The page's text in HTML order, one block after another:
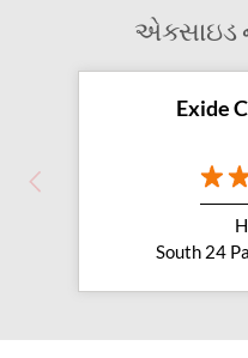
inverter battery shop
exide dealer near me
exide battery showroom
exide battery dealer
inverter shop near me
એક્સાઇડ
Exide
South 24